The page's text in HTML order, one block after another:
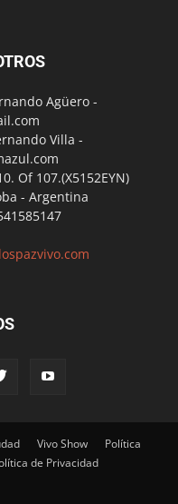
Agüero -
Villa -
Of 107.(X5152EYN)
- Argentina
Vivo Show
Política
de Privacidad